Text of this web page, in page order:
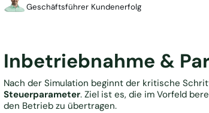
Geschäftsführer Kundenerfolg
Inbetriebnahme &
Nach der Simulation beginnt der kritische
Steuerparameter. Ziel ist es, die im Vorfeld
den Betrieb zu übertragen.